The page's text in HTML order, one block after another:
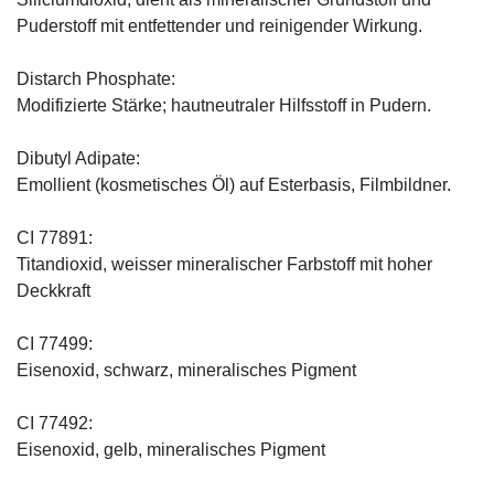
Puderstoff mit entfettender und reinigender Wirkung.
Distarch Phosphate:
Modifizierte Stärke; hautneutraler Hilfsstoff in Pudern.
Dibutyl Adipate:
Emollient (kosmetisches Öl) auf Esterbasis, Filmbildner.
CI 77891:
Titandioxid, weisser mineralischer Farbstoff mit hoher
Deckkraft
CI 77499:
Eisenoxid, schwarz, mineralisches Pigment
CI 77492:
Eisenoxid, gelb, mineralisches Pigment